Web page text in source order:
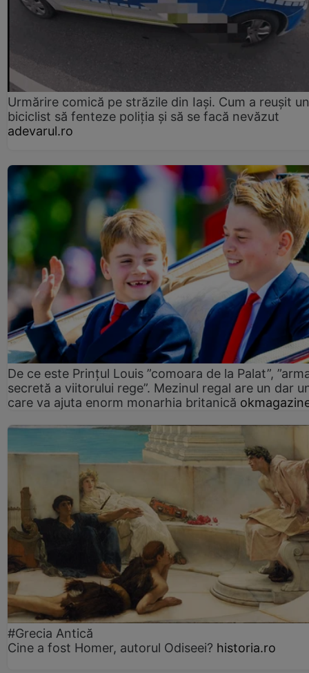
Urmărire comică pe străzile din Iași. Cum a reușit un
biciclist să fenteze poliția și să se facă nevăzut
adevarul.ro
De ce este Prințul Louis ”comoara de la Palat”,
secretă a viitorului rege”. Mezinul regal are un dar
care va ajuta enorm monarhia britanică
#Grecia Antică
Cine a fost Homer, autorul Odiseei? historia.ro